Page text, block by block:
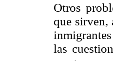
Otros
que sirven,
las